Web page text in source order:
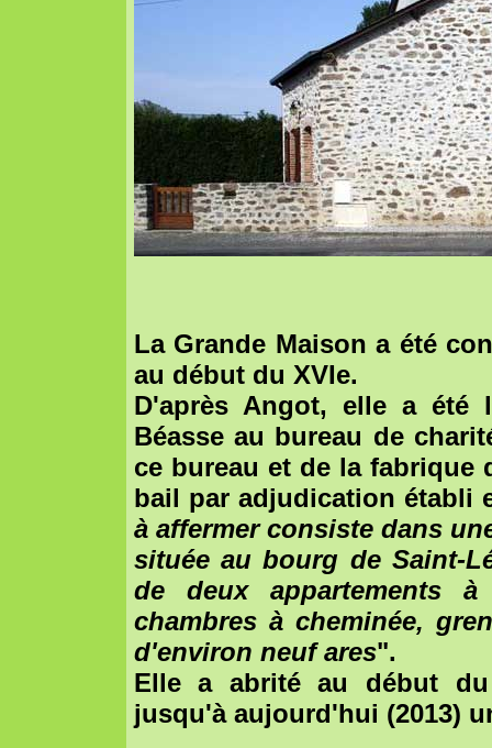
La Grande Maison a été
au début du XVIe.
D'après Angot, elle a été
Béasse au bureau de
ce bureau et de la
bail par adjudication établi
à affermer consiste dans
située au bourg de Saint-
de deux appartements
chambres à cheminée,
d'environ neuf ares".
Elle a abrité au début
jusqu'à aujourd'hui (2013)